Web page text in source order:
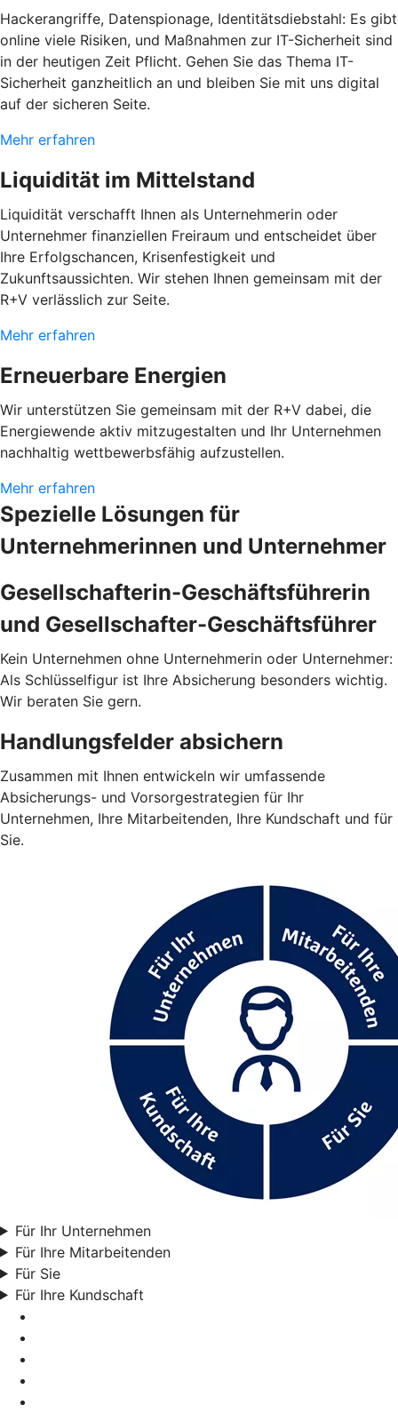
Hackerangriffe, Datenspionage, Identitätsdiebstahl: Es gibt
online viele Risiken, und Maßnahmen zur IT-Sicherheit sind
in der heutigen Zeit Pflicht. Gehen Sie das Thema IT-
Sicherheit ganzheitlich an und bleiben Sie mit uns digital
auf der sicheren Seite.
Mehr erfahren
Liquidität im Mittelstand
Liquidität verschafft Ihnen als Unternehmerin oder
Unternehmer finanziellen Freiraum und entscheidet über
Ihre Erfolgschancen, Krisenfestigkeit und
Zukunftsaussichten. Wir stehen Ihnen gemeinsam mit der
R+V verlässlich zur Seite.
Mehr erfahren
Erneuerbare Energien
Wir unterstützen Sie gemeinsam mit der R+V dabei, die
Energiewende aktiv mitzugestalten und Ihr Unternehmen
nachhaltig wettbewerbsfähig aufzustellen.
Mehr erfahren
Spezielle Lösungen für
Unternehmerinnen und Unternehmer
Gesellschafterin-Geschäftsführerin
und Gesellschafter-Geschäftsführer
Kein Unternehmen ohne Unternehmerin oder Unternehmer:
Als Schlüsselfigur ist Ihre Absicherung besonders wichtig.
Wir beraten Sie gern.
Handlungsfelder absichern
Zusammen mit Ihnen entwickeln wir umfassende
Absicherungs- und Vorsorgestrategien für Ihr
Unternehmen, Ihre Mitarbeitenden, Ihre Kundschaft und für
Sie.
Für Ihr Unternehmen
Für Ihre Mitarbeitenden
Für Sie
Für Ihre Kundschaft